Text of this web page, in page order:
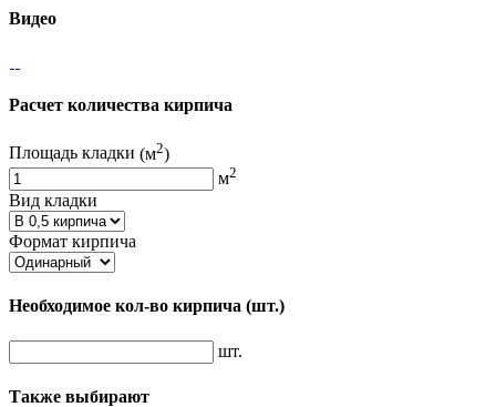
Видео
Расчет количества кирпича
Площадь кладки (м2)
м2
Вид кладки
Формат кирпича
Необходимое кол-во кирпича (шт.)
шт.
Также выбирают